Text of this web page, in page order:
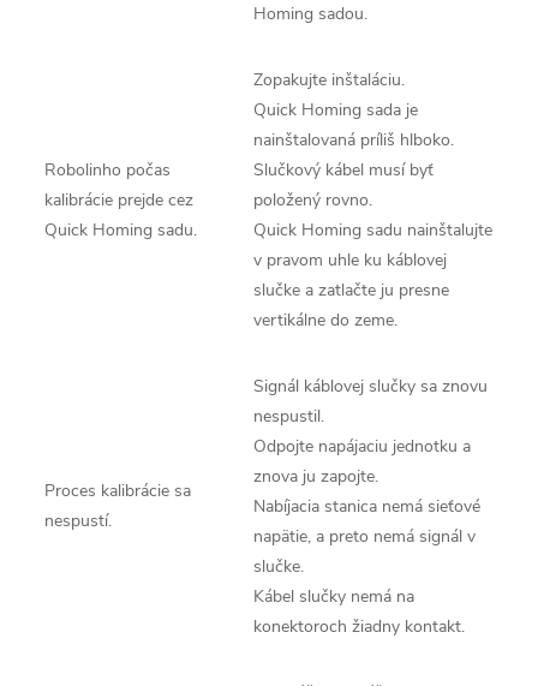
Homing sadou.
Robolinho počas
kalibrácie prejde cez
Quick Homing sadu.
Zopakujte inštaláciu.
Quick Homing sada je
nainštalovaná príliš hlboko.
Slučkový kábel musí byť
položený rovno.
Quick Homing sadu nainštalujte
v pravom uhle ku káblovej
slučke a zatlačte ju presne
vertikálne do zeme.
Proces kalibrácie sa
nespustí.
Signál káblovej slučky sa znovu
nespustil.
Odpojte napájaciu jednotku a
znova ju zapojte.
Nabíjacia stanica nemá sieťové
napätie, a preto nemá signál v
slučke.
Kábel slučky nemá na
konektoroch žiadny kontakt.